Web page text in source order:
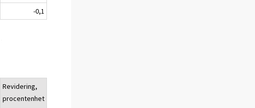
-0,1
Revidering,
procentenhet